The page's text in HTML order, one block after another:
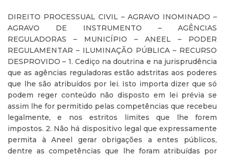
DIREITO PROCESSUAL CIVIL – AGRAVO INOMINADO –
AGRAVO DE INSTRUMENTO – AGÊNCIAS
REGULADORAS – MUNICÍPIO – ANEEL – PODER
REGULAMENTAR – ILUMINAÇÃO PÚBLICA – RECURSO
DESPROVIDO – 1. Cediço na doutrina e na jurisprudência
que as agências reguladoras estão adstritas aos poderes
que lhe são atribuídos por lei. Isto importa dizer que só
podem reger conteúdo não disposto em lei prévia se
assim lhe for permitido pelas competências que recebeu
legalmente, e nos estritos limites que lhe forem
impostos. 2. Não há dispositivo legal que expressamente
permita à Aneel gerar obrigações a entes públicos,
dentre as competências que lhe foram atribuídas por